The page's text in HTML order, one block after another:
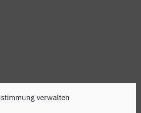
verwalten